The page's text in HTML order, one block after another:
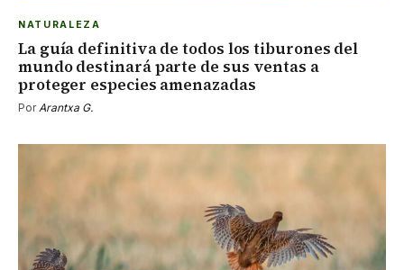
NATURALEZA
La guía definitiva de todos los tiburones del
mundo destinará parte de sus ventas a
proteger especies amenazadas
PorArantxa G.